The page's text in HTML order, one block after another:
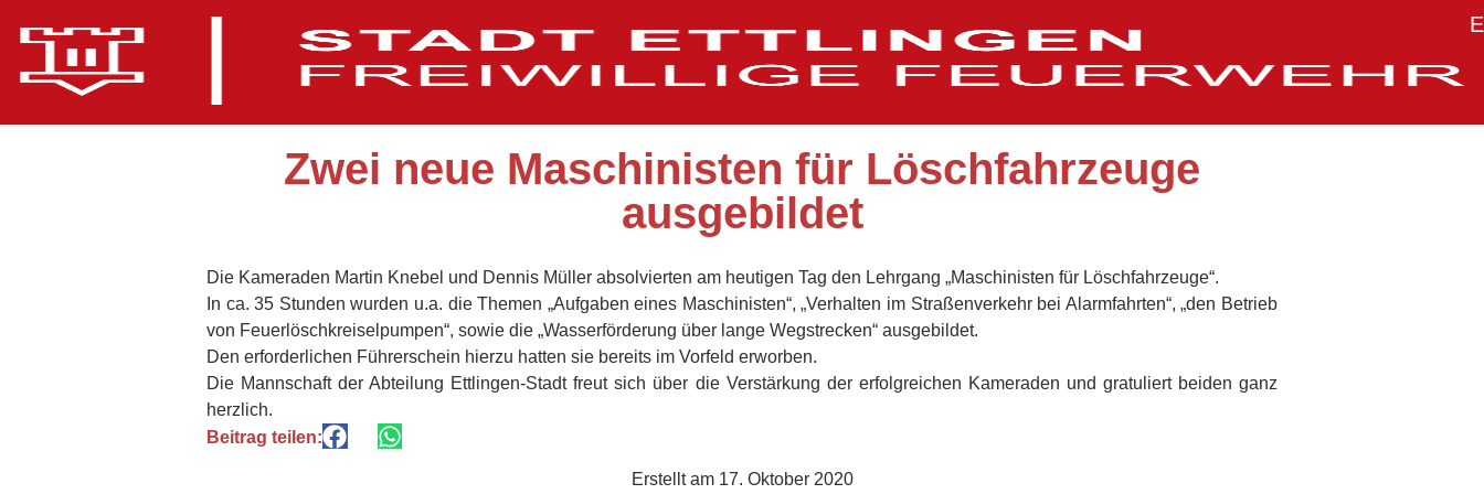
Zwei neue Maschinisten für Löschfahrzeuge
ausgebildet
Die Kameraden Martin Knebel und Dennis Müller absolvierten am heutigen Tag den Lehrgang „Maschinisten für Löschfahrzeuge“.
In ca. 35 Stunden wurden u.a. die Themen „Aufgaben eines Maschinisten“, „Verhalten im Straßenverkehr bei Alarmfahrten“, „den Betrieb
von Feuerlöschkreiselpumpen“, sowie die „Wasserförderung über lange Wegstrecken“ ausgebildet.
Den erforderlichen Führerschein hierzu hatten sie bereits im Vorfeld erworben.
Die Mannschaft der Abteilung Ettlingen-Stadt freut sich über die Verstärkung der erfolgreichen Kameraden und gratuliert beiden ganz
herzlich.
Beitrag teilen:
Erstellt am 17. Oktober 2020